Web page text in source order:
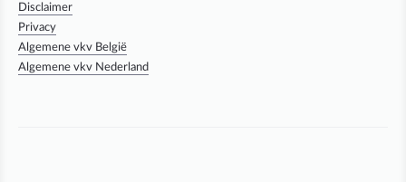
Disclaimer
Privacy
Algemene vkv België
Algemene vkv Nederland